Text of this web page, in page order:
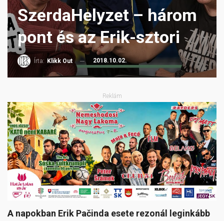
SzerdaHelyzet – három
pont és az Erik-sztori
Írta: Klikk Out 2018.10.02.
Reklám
A napokban Erik Pačinda esete rezonál leginkább